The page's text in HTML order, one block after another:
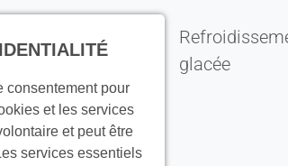
Produits
glacée
consentement pour
et les services
et peut être
services essentiels